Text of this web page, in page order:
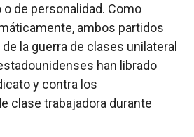
de personalidad. Como
ambos partidos
la guerra de clases unilateral
han librado
y contra los
clase trabajadora durante